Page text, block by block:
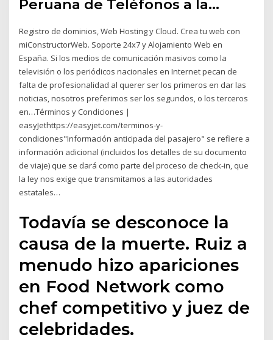
Peruana de Teléfonos a la…
Registro de dominios, Web Hosting y Cloud. Crea tu web con
miConstructorWeb. Soporte 24x7 y Alojamiento Web en
España. Si los medios de comunicación masivos como la
televisión o los periódicos nacionales en Internet pecan de
falta de profesionalidad al querer ser los primeros en dar las
noticias, nosotros preferimos ser los segundos, o los terceros
en…Términos y Condiciones |
easyJethttps://easyjet.com/terminos-y-
condiciones"Información anticipada del pasajero" se refiere a
información adicional (incluidos los detalles de su documento
de viaje) que se dará como parte del proceso de check-in, que
la ley nos exige que transmitamos a las autoridades
estatales…
Todavía se desconoce la
causa de la muerte. Ruiz a
menudo hizo apariciones
en Food Network como
chef competitivo y juez de
celebridades.